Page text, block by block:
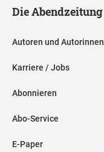
Die Abendzeitung
Autoren und Autorinnen
Karriere / Jobs
Abonnieren
Abo-Service
E-Paper